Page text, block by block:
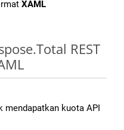
XAML
REST
mendapatkan kuota API